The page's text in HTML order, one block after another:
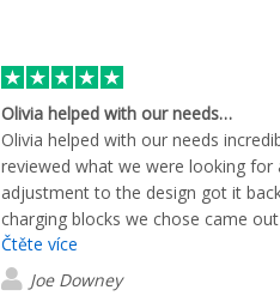
Olivia helped with our needs…
Olivia helped with our needs
reviewed what we were looking for
adjustment to the design got it
charging blocks we chose came
what we were looking for.
Čtěte více
Joe Downey